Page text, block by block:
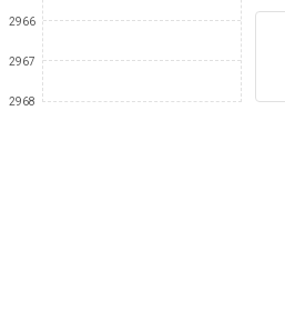
2966
2967
2968